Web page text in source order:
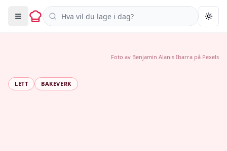
Søk i oppskrifter
LETT BAKEVERK
Foto av Benjamin Alanis Ibarra på Pexels